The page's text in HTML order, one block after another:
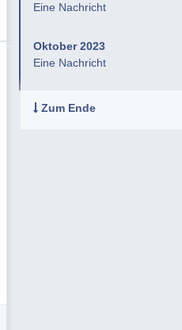
Eine Nachricht
Oktober 2023
Eine Nachricht
Zum Ende